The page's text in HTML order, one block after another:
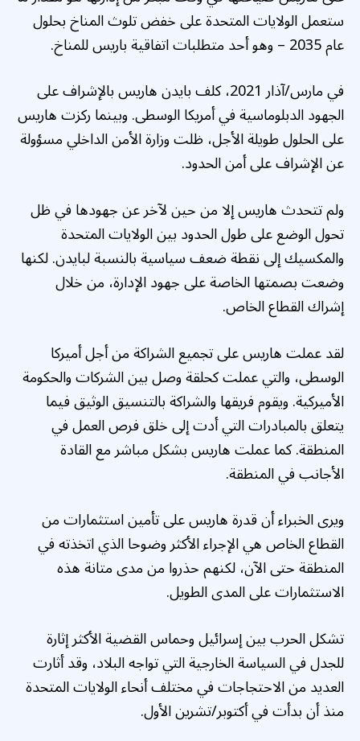
ستعمل الولايات المتحدة على خفض تلوث المناخ بحلول
عام 2035 – وهو أحد متطلبات اتفاقية باريس للمناخ.
في مارس/آذار 2021، كلف بايدن هاريس بالإشراف على
الجهود الدبلوماسية في أمريكا الوسطى. وبينما ركزت هاريس
على الحلول طويلة الأجل، ظلت وزارة الأمن الداخلي مسؤولة
عن الإشراف على أمن الحدود.
ولم تتحدث هاريس إلا من حين لآخر عن جهودها في ظل
تحول الوضع على طول الحدود بين الولايات المتحدة
والمكسيك إلى نقطة ضعف سياسية بالنسبة لبايدن. لكنها
وضعت بصمتها الخاصة على جهود الإدارة، من خلال
إشراك القطاع الخاص.
لقد عملت هاريس على تجميع الشراكة من أجل أميركا
الوسطى، والتي عملت كحلقة وصل بين الشركات والحكومة
الأميركية. ويقوم فريقها والشراكة بالتنسيق الوثيق فيما
يتعلق بالمبادرات التي أدت إلى خلق فرص العمل في
المنطقة. كما عملت هاريس بشكل مباشر مع القادة
الأجانب في المنطقة.
ويرى الخبراء أن قدرة هاريس على تأمين استثمارات من
القطاع الخاص هي الإجراء الأكثر وضوحا الذي اتخذته في
المنطقة حتى الآن، لكنهم حذروا من مدى متانة هذه
الاستثمارات على المدى الطويل.
تشكل الحرب بين إسرائيل وحماس القضية الأكثر إثارة
للجدل في السياسة الخارجية التي تواجه البلاد، وقد أثارت
العديد من الاحتجاجات في مختلف أنحاء الولايات المتحدة
منذ أن بدأت في أكتوبر/تشرين الأول.